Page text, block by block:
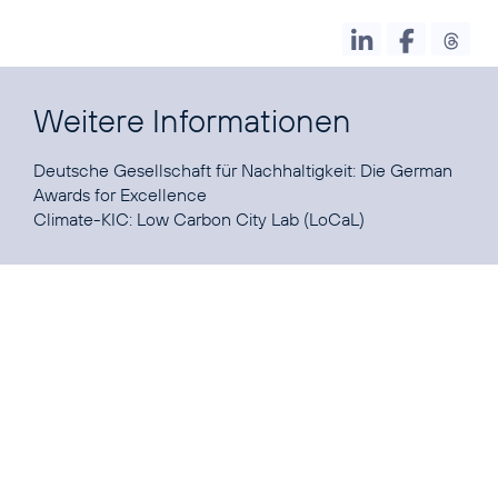
Weitere Informationen
Deutsche Gesellschaft für Nachhaltigkeit: Die German
Awards for Excellence
Climate-KIC: Low Carbon City Lab (LoCaL)